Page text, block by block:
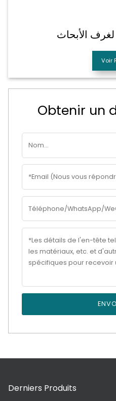
لغرف الأبحاث
Voir
Obtenir un
Derniers Produits